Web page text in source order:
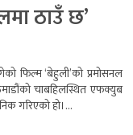
ठाउँ छ’
फिल्म ‘बेहुली’को प्रमोसनल
चाबहिलस्थित एफक्युब
गरिएको हो।...